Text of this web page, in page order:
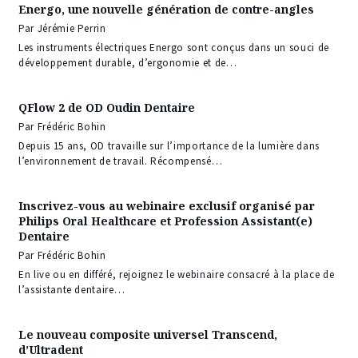
Energo, une nouvelle génération de contre-angles
Par Jérémie Perrin
Les instruments électriques Energo sont conçus dans un souci de
développement durable, d’ergonomie et de…
QFlow 2 de OD Oudin Dentaire
Par Frédéric Bohin
Depuis 15 ans, OD travaille sur l’importance de la lumière dans
l’environnement de travail. Récompensé…
Inscrivez-vous au webinaire exclusif organisé par
Philips Oral Healthcare et Profession Assistant(e)
Dentaire
Par Frédéric Bohin
En live ou en différé, rejoignez le webinaire consacré à la place de
l’assistante dentaire…
Le nouveau composite universel Transcend,
d’Ultradent